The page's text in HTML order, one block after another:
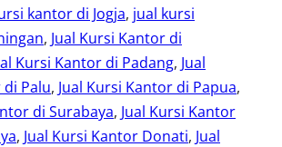
kantor di Jogja, jual kursi
, Jual Kursi Kantor di
Kursi Kantor di Padang, Jual
Palu, Jual Kursi Kantor di Papua
di Surabaya, Jual Kursi Kantor
, Jual Kursi Kantor Donati, Jual